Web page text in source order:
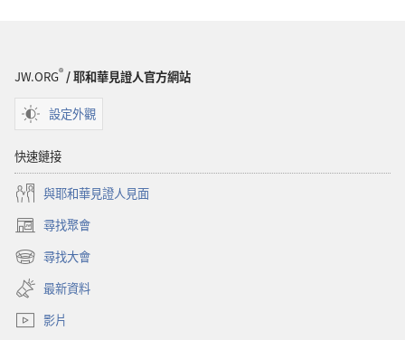
JW.ORG® / 耶和華見證人官方網站
設定外觀
快速鏈接
與耶和華見證人見面
尋找聚會
（開
啟
新
視
窗）
尋找大會
（開
啟
新
視
窗）
最新資料
影片